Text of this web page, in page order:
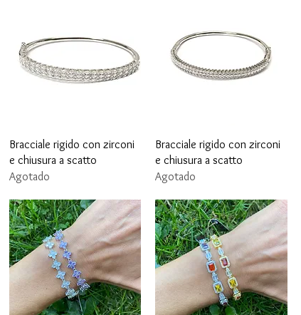
Vista rápida
Bracciale rigido con zirconi
e chiusura a scatto
Agotado
Vista rápida
Bracciale rigido con zirconi
e chiusura a scatto
Agotado